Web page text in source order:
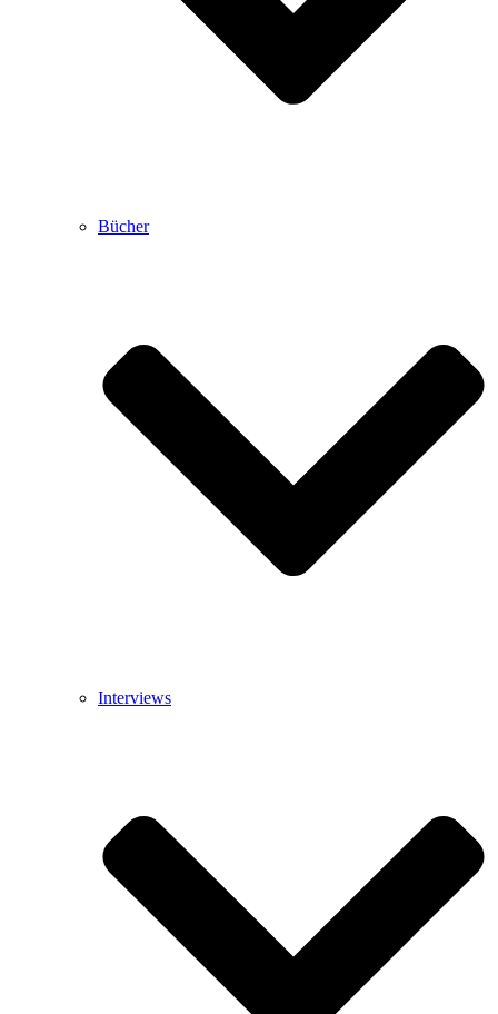
Bücher
Interviews